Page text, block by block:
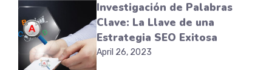
Investigación de Palabras
Clave: La Llave de una
Estrategia SEO Exitosa
April 26, 2023